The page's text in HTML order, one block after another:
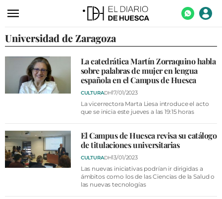
ACTUALIDAD
ECONOMÍA
TECNOLOGÍA
TURISMO
DEPORTES
CULTURA
SOCIEDAD
Universidad de Zaragoza
La catedrática Martín Zorraquino habla
sobre palabras de mujer en lengua
española en el Campus de Huesca
CULTURADH17/01/2023
La vicerrectora Marta Liesa introduce el acto
que se inicia este jueves a las 19:15 horas
El Campus de Huesca revisa su catálogo
de titulaciones universitarias
CULTURADH13/01/2023
Las nuevas iniciativas podrían ir dirigidas a
ámbitos como los de las Ciencias de la Salud o
las nuevas tecnologías